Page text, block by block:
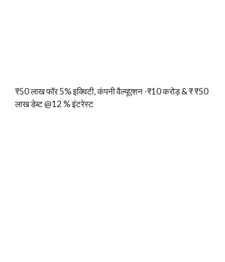
₹50 लाख फॉर 5% इक्विटी, कंपनी वैल्यूएशन -₹10 करोड़ & ₹ ₹50
लाख डेब्ट @12 % इंटरेस्ट